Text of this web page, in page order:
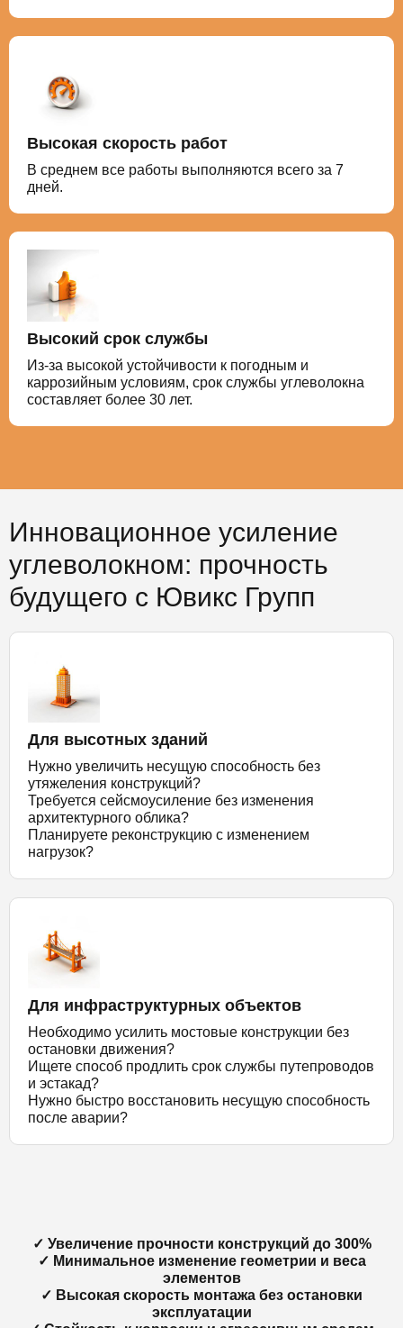
Высокая скорость работ
В среднем все работы выполняются всего за 7
дней.
Высокий срок службы
Из-за высокой устойчивости к погодным и
каррозийным условиям, срок службы углеволокна
составляет более 30 лет.
Инновационное усиление
углеволокном: прочность
будущего с Ювикс Групп
Для высотных зданий
Нужно увеличить несущую способность без
утяжеления конструкций?
Требуется сейсмоусиление без изменения
архитектурного облика?
Планируете реконструкцию с изменением
нагрузок?
Для инфраструктурных объектов
Необходимо усилить мостовые конструкции без
остановки движения?
Ищете способ продлить срок службы путепроводов
и эстакад?
Нужно быстро восстановить несущую способность
после аварии?
✓ Увеличение прочности конструкций до 300%
✓ Минимальное изменение геометрии и веса
элементов
✓ Высокая скорость монтажа без остановки
эксплуатации